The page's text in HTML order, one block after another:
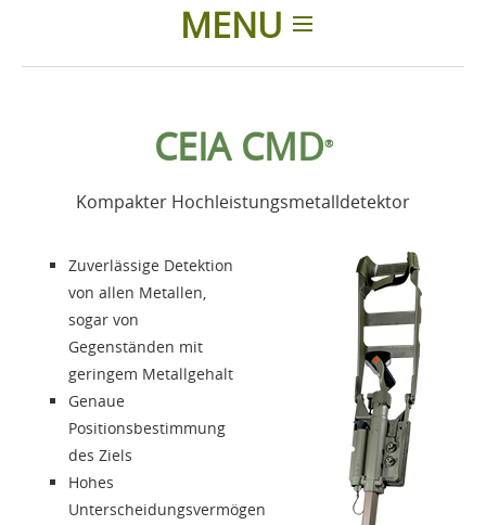
MENU
Zubehör
Über uns
Kontakte
Login
Sprache
CEIA CMD®
Kompakter Hochleistungsmetalldetektor
Zuverlässige Detektion
von allen Metallen,
sogar von
Gegenständen mit
geringem Metallgehalt
Genaue
Positionsbestimmung
des Ziels
Hohes
Unterscheidungsvermögen